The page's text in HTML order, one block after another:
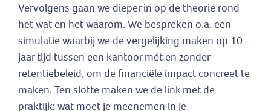
Vervolgens gaan we dieper in op de theorie rond
het wat en het waarom. We bespreken o.a. een
simulatie waarbij we de vergelijking maken op 10
jaar tijd tussen een kantoor mét en zonder
retentiebeleid, om de financiële impact concreet te
maken. Ten slotte maken we de link met de
praktijk: wat moet je meenemen in je